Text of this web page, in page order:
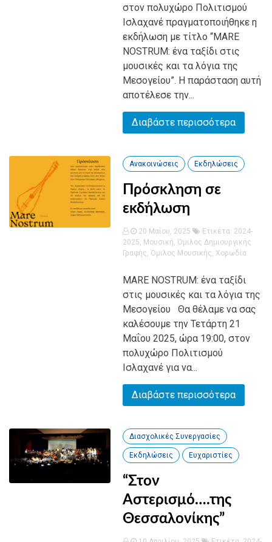
στον πολυχώρο Πολιτισμού
Ισλαχανέ πραγματοποιήθηκε η
εκδήλωση με τίτλο “MARE
NOSTRUM: ένα ταξίδι στις
μουσικές και τα λόγια της
Μεσογείου”. Η παράσταση αυτή
αποτέλεσε την...
Διαβάστε περισσότερα
Ανακοινώσεις Εκδηλώσεις
Πρόσκληση σε
εκδήλωση
20 Μαΐου, 2025 Ετικέτα: 2024-
2025, Μουσική,Όμιλος Δημιουργικής
Γραφής,Όμιλος Μουσικής, Χορωδία
MARE NOSTRUM: ένα ταξίδι
στις μουσικές και τα λόγια της
Μεσογείου Θα θέλαμε να σας
καλέσουμε την Τετάρτη 21
Μαΐου 2025, ώρα 19:00, στον
πολυχώρο Πολιτισμού
Ισλαχανέ για να...
Διαβάστε περισσότερα
Διασχολικές Συνεργασίες
Εκδηλώσεις Ευχαριστίες
“Στον
Αστερισμό….της
Θεσσαλονίκης”